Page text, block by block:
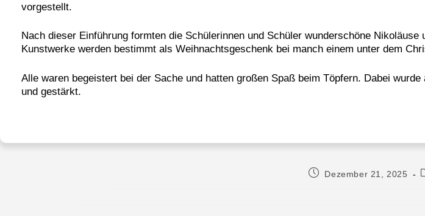
vorgestellt.
Nach dieser Einführung formten die Schülerinnen und Schüler wunderschöne
Kunstwerke werden bestimmt als Weihnachtsgeschenk bei manch einem unter dem
Alle waren begeistert bei der Sache und hatten großen Spaß beim Töpfern. Dabei
und gestärkt.
Dezember 21, 2025